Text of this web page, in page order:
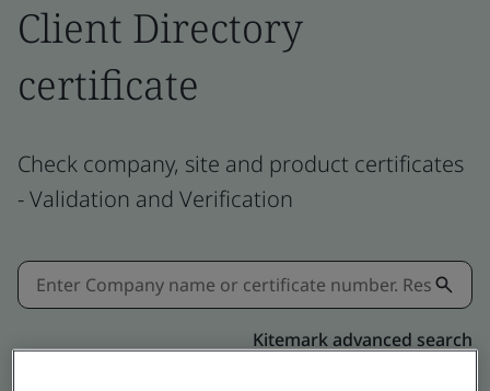
Client Directory
certificate
Check company, site and product certificates
- Validation and Verification
Kitemark advanced search